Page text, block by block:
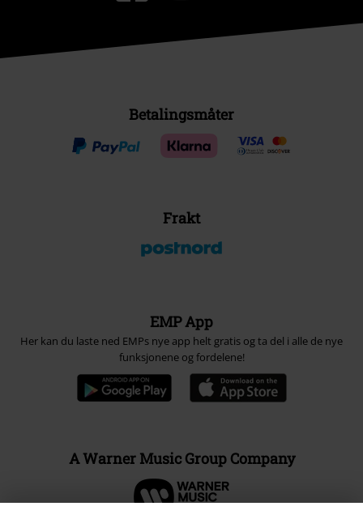
Betalingsmåter
Frakt
EMP App
Her kan du laste ned EMPs nye app helt gratis og ta del i alle de nye
funksjonene og fordelene!
A Warner Music Group Company